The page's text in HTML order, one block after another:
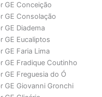
GE Conceição
GE Consolação
GE Diadema
GE Eucaliptos
GE Faria Lima
GE Fradique Coutinho
GE Freguesia do Ó
GE Giovanni Gronchi